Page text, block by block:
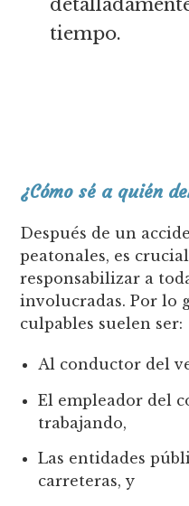
tiempo.
¿Cómo sé a quién
Después de un
peatonales, es
responsabilizar a
involucradas. Por lo
culpables suelen ser:
Al conductor del
El empleador del
trabajando,
Las entidades
carreteras, y